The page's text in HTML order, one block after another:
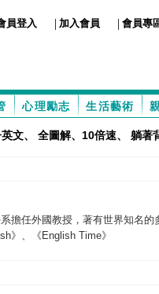
員登入 | 加入會員 | 會員專
心理勵志 生活藝術
文、 全圖解、10倍速、 躺著
擔任外國教授，著有世界知名的
》、《English Time》